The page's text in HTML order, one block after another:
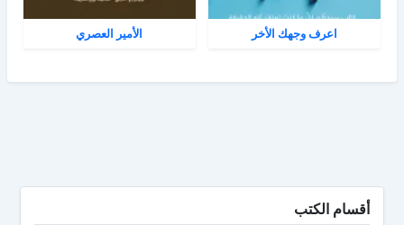
اعرف وجهك الأخر الأمير العصري
أقسام الكتب